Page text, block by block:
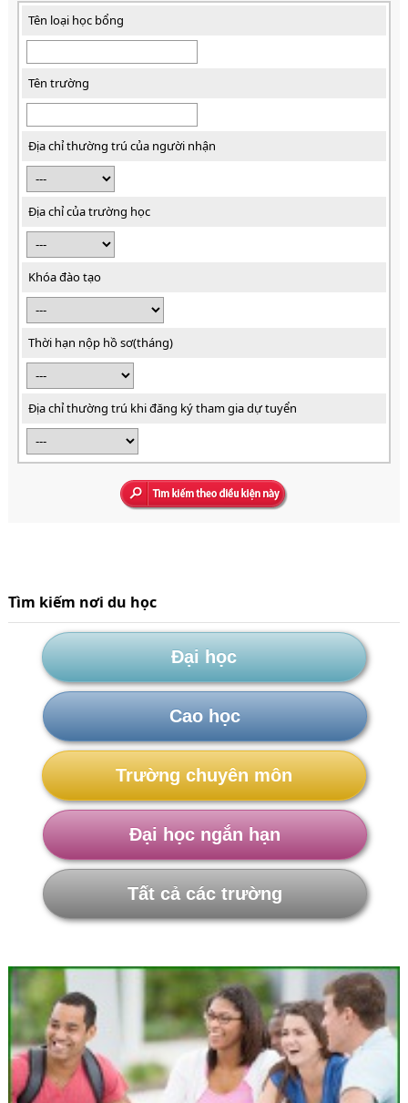
Tên loại học bổng
Tên trường
Địa chỉ thường trú của người nhận
Địa chỉ của trường học
Khóa đào tạo
Thời hạn nộp hồ sơ(tháng)
Địa chỉ thường trú khi đăng ký tham gia dự tuyển
Tìm kiếm nơi du học
Đại học
Cao học
Trường chuyên môn
Đại học ngắn hạn
Tất cả các trường